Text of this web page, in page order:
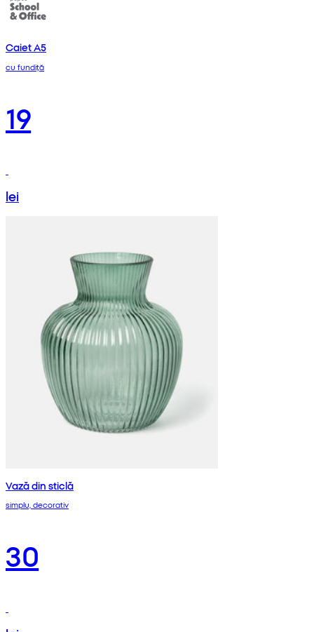
Caiet A5
cu fundiță
19
lei
Vază din sticlă
simplu, decorativ
30